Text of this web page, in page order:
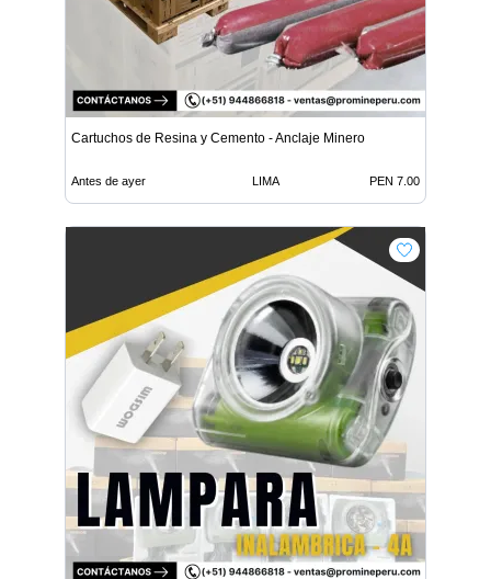
Cartuchos de Resina y Cemento - Anclaje Minero
Antes de ayer LIMA PEN 7.00